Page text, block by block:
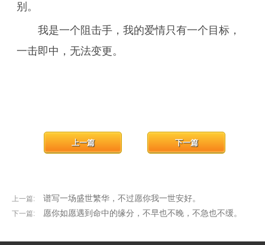
别。
我是一个阻击手，我的爱情只有一个目标，
一击即中，无法变更。
上一篇: 谱写一场盛世繁华，不过愿你我一世安好。
上一篇
下一篇: 愿你如愿遇到命中的缘分，不早也不晚，不急也不缓。
下一篇